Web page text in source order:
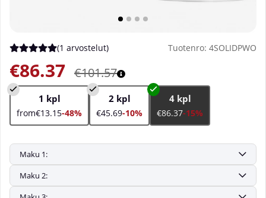
Keskiarvoluokitus 5 / 5 Arvioiden määrä 1
(1 arvostelut) Tuotenro: 4SOLIDPWO
€101.57
€86.37
1 kpl
from€13.15-48%
2 kpl
€45.69-10%
4 kpl
€86.37-15%